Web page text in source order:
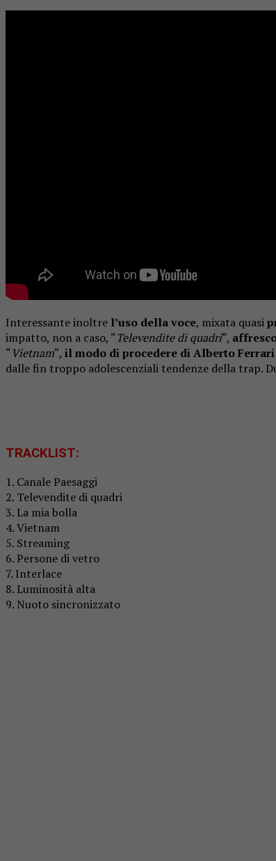
Interessante inoltre l’uso della voce, mixata quasi
impatto, non a caso, “Televendite di quadri“,
“Vietnam“, il modo di procedere di Alberto Ferrari
dalle fin troppo adolescenziali tendenze della trap.
TRACKLIST:
1. Canale Paesaggi
2. Televendite di quadri
3. La mia bolla
4. Vietnam
5. Streaming
6. Persone di vetro
7. Interlace
8. Luminosità alta
9. Nuoto sincronizzato